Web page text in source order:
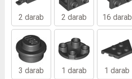
2 darab 2 darab 16 darab
3 darab 1 darab 1 darab